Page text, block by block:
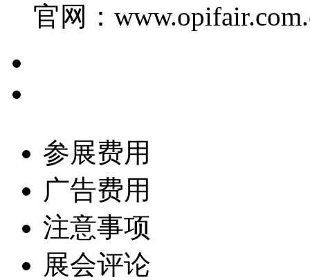
官网：
参展费用
广告费用
注意事项
展会评论